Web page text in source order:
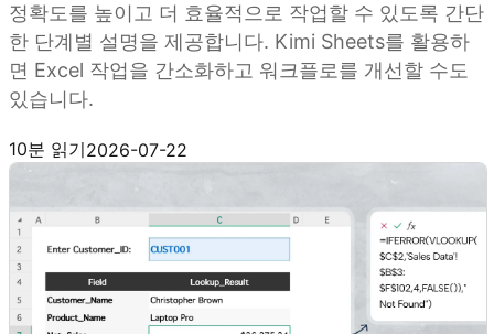
정확도를 높이고 더 효율적으로 작업할 수 있도록 간단
한 단계별 설명을 제공합니다. Kimi Sheets를 활용하
면 Excel 작업을 간소화하고 워크플로를 개선할 수도
있습니다.
10분 읽기2026-07-22